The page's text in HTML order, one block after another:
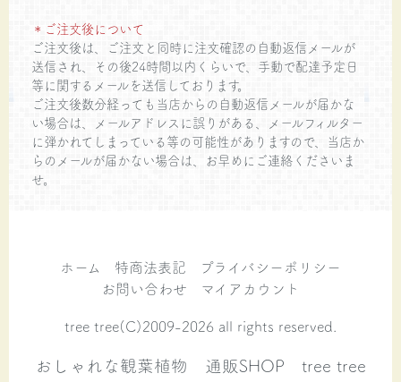
＊ご注文後について
ご注文後は、ご注文と同時に注文確認の自動返信メールが
送信され、その後24時間以内くらいで、手動で配達予定日
等に関するメールを送信しております。
ご注文後数分経っても当店からの自動返信メールが届かな
い場合は、メールアドレスに誤りがある、メールフィルター
に弾かれてしまっている等の可能性がありますので、当店か
らのメールが届かない場合は、お早めにご連絡くださいま
せ。
ホーム 特商法表記
プライバシーポリシー
お問い合わせ
マイアカウント
tree tree(C)2009-2026 all rights reserved.
おしゃれな観葉植物 通販SHOP tree tree